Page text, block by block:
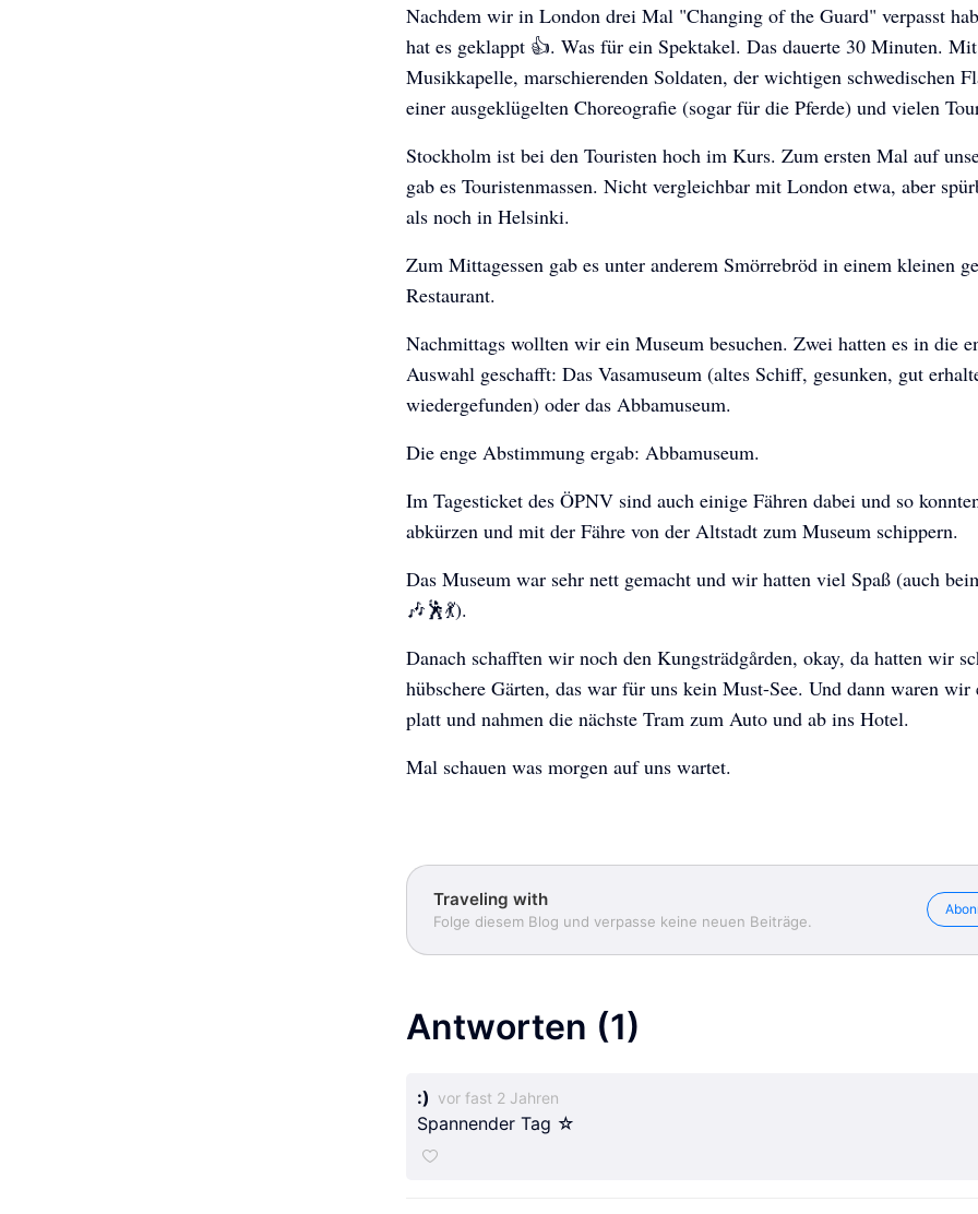
Traveling with
Traveling with
Nachdem wir in London drei Mal "Changing of the Guard" verpasst
hat es geklappt 👍. Was für ein Spektakel. Das dauerte 30 Minuten.
Musikkapelle, marschierenden Soldaten, der wichtigen schwedischen
einer ausgeklügelten Choreografie (sogar für die Pferde) und vielen
Stockholm ist bei den Touristen hoch im Kurs. Zum ersten Mal auf
gab es Touristenmassen. Nicht vergleichbar mit London etwa, aber
als noch in Helsinki.
Zum Mittagessen gab es unter anderem Smörrebröd in einem kleinen
Restaurant.
Nachmittags wollten wir ein Museum besuchen. Zwei hatten es in die
Auswahl geschafft: Das Vasamuseum (altes Schiff, gesunken, gut
wiedergefunden) oder das Abbamuseum.
Die enge Abstimmung ergab: Abbamuseum.
Im Tagesticket des ÖPNV sind auch einige Fähren dabei und so
abkürzen und mit der Fähre von der Altstadt zum Museum schippern.
Das Museum war sehr nett gemacht und wir hatten viel Spaß (auch
🎶🕺💃).
Danach schafften wir noch den Kungsträdgården, okay, da hatten wir
hübschere Gärten, das war für uns kein Must-See. Und dann waren wir
platt und nahmen die nächste Tram zum Auto und ab ins Hotel.
Mal schauen was morgen auf uns wartet.
Traveling with
Folge diesem Blog und verpasse keine neuen Beiträge.
Traveling with
Antworten (1)
:) vor fast 2 Jahren
Spannender Tag ☆